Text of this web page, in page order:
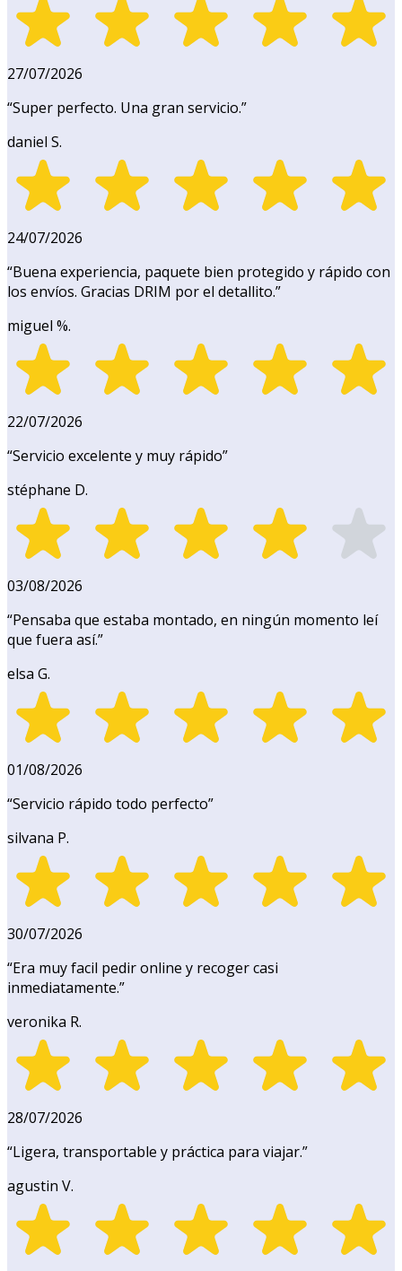
27/07/2026
“Super perfecto. Una gran servicio.”
daniel S.
24/07/2026
“Buena experiencia, paquete bien protegido y rápido con
los envíos. Gracias DRIM por el detallito.”
miguel %.
22/07/2026
“Servicio excelente y muy rápido”
stéphane D.
03/08/2026
“Pensaba que estaba montado, en ningún momento leí
que fuera así.”
elsa G.
01/08/2026
“Servicio rápido todo perfecto”
silvana P.
30/07/2026
“Era muy facil pedir online y recoger casi
inmediatamente.”
veronika R.
28/07/2026
“Ligera, transportable y práctica para viajar.”
agustin V.